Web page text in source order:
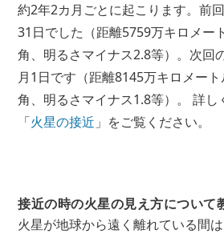
約2年2カ月ごとに起こります。前
31日でした（距離5759万キロメー
角、明るさマイナス2.8等）。次回
月1日です（距離8145万キロメー
角、明るさマイナス1.8等）。 詳し
「火星の接近 」をご覧ください。
接近の時の火星の見え方について
火星が地球から遠く離れている間